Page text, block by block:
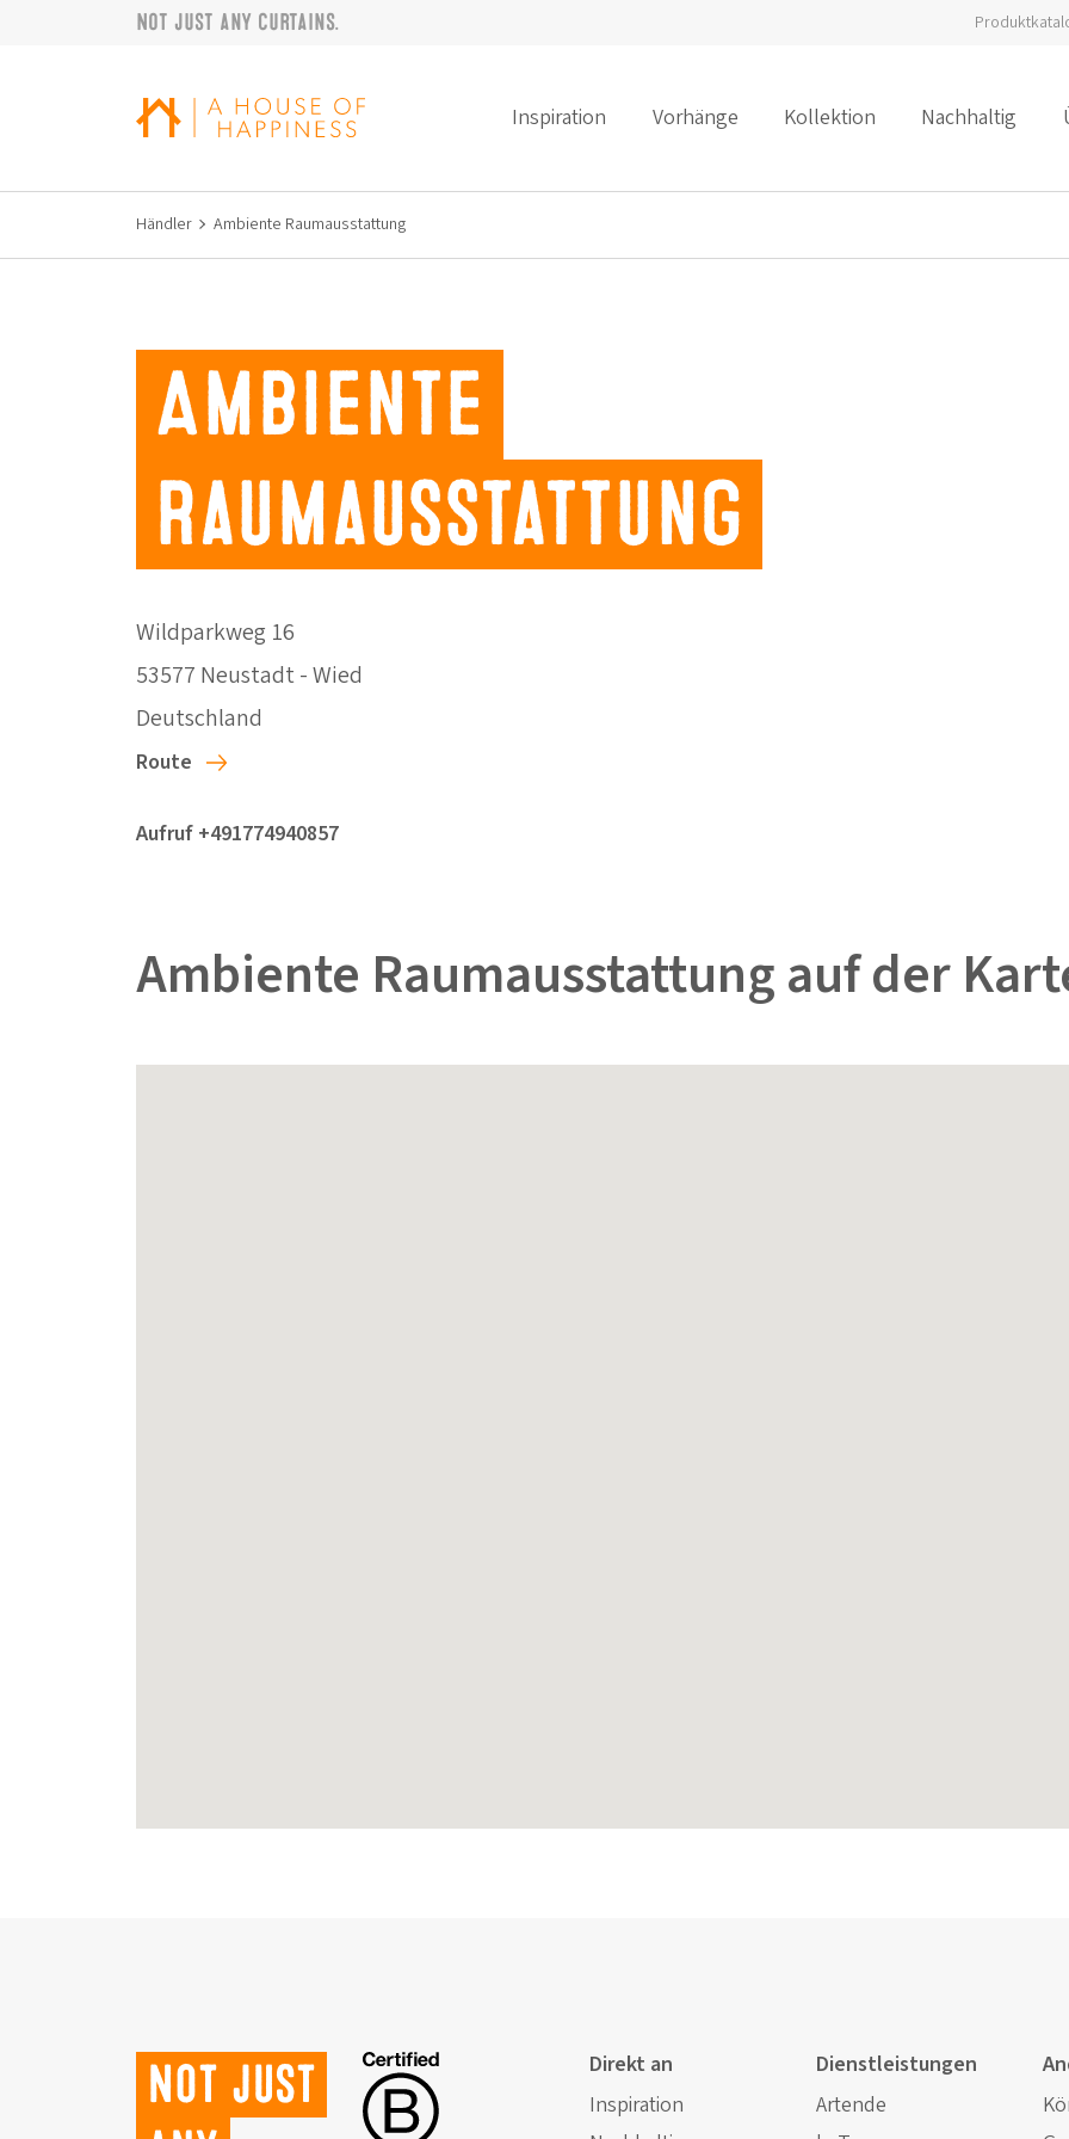
Zur Navigation springen
Zum Hauptinhalt springen
Not just any curtains.
Inspiration Vorhänge Kollektion Nachhaltig
Händler Ambiente Raumausstattung
Ambiente
Raumausstattung
Wildparkweg 16
53577 Neustadt - Wied
Deutschland
Route
Aufruf +491774940857
Ambiente Raumausstattung auf der
Not just
Direkt an
Inspiration
Dienstleistungen
Artende